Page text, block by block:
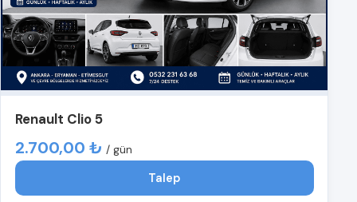
Renault Clio 5
2.700,00 ₺ / gün
Talep